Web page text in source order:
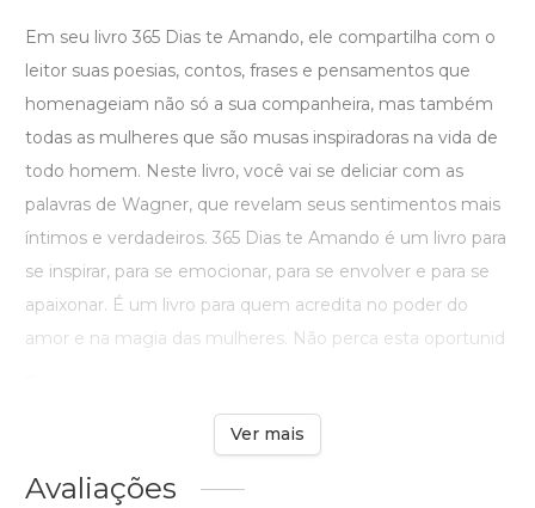
Em seu livro 365 Dias te Amando, ele compartilha com o
leitor suas poesias, contos, frases e pensamentos que
homenageiam não só a sua companheira, mas também
todas as mulheres que são musas inspiradoras na vida de
todo homem. Neste livro, você vai se deliciar com as
palavras de Wagner, que revelam seus sentimentos mais
íntimos e verdadeiros. 365 Dias te Amando é um livro para
se inspirar, para se emocionar, para se envolver e para se
apaixonar. É um livro para quem acredita no poder do
amor e na magia das mulheres. Não perca esta oportunid
Ver mais
Avaliações